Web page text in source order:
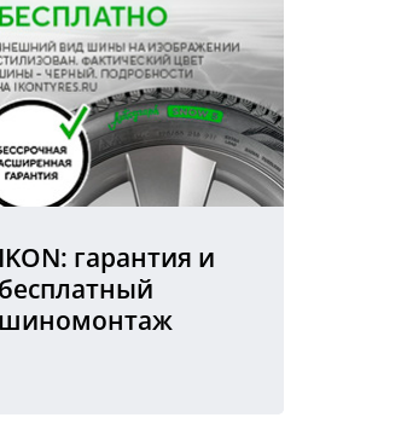
IKON: гарантия и
бесплатный
шиномонтаж